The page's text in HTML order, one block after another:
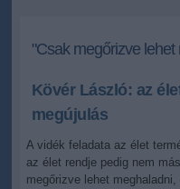
"Csak megőrizve lehet
Kövér László: az
megújulás
A vidék feladata az élet
az élet rendje pedig nem
megőrizve lehet